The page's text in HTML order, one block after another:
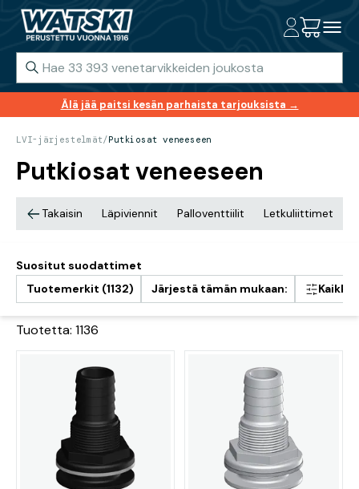
Älä jää paitsi kesän parhaista tarjouksista →
LVI-järjestelmät/Putkiosat veneeseen
Putkiosat veneeseen
Takaisin Läpiviennit Palloventtiilit Letkuliittimet
Suositut suodattimet
Tuotemerkit (1132)
Järjestä tämän mukaan: Kaikki
Tuotetta: 1136